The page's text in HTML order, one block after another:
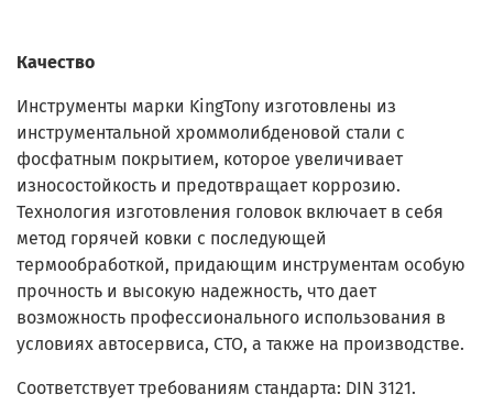
Качество
Инструменты марки KingTony изготовлены из
инструментальной хроммолибденовой стали с
фосфатным покрытием, которое увеличивает
износостойкость и предотвращает коррозию.
Технология изготовления головок включает в себя
метод горячей ковки с последующей
термообработкой, придающим инструментам особую
прочность и высокую надежность, что дает
возможность профессионального использования в
условиях автосервиса, СТО, а также на производстве.
Соответствует требованиям стандарта: DIN 3121.